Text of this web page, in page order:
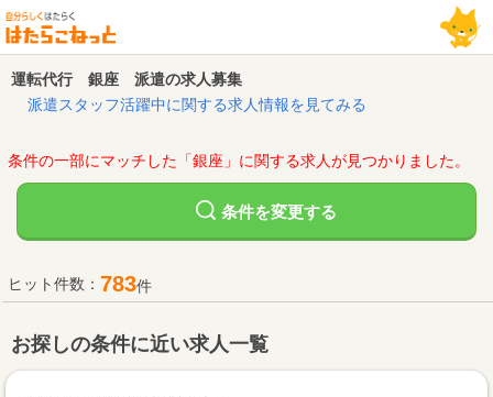
運転代行 銀座 派遣の求人募集
派遣スタッフ活躍中に関する求人情報を見てみる
条件の一部にマッチした「銀座」に関する求人が見つかりました。
条件を変更する
ヒット件数： 783件
お探しの条件に近い求人一覧